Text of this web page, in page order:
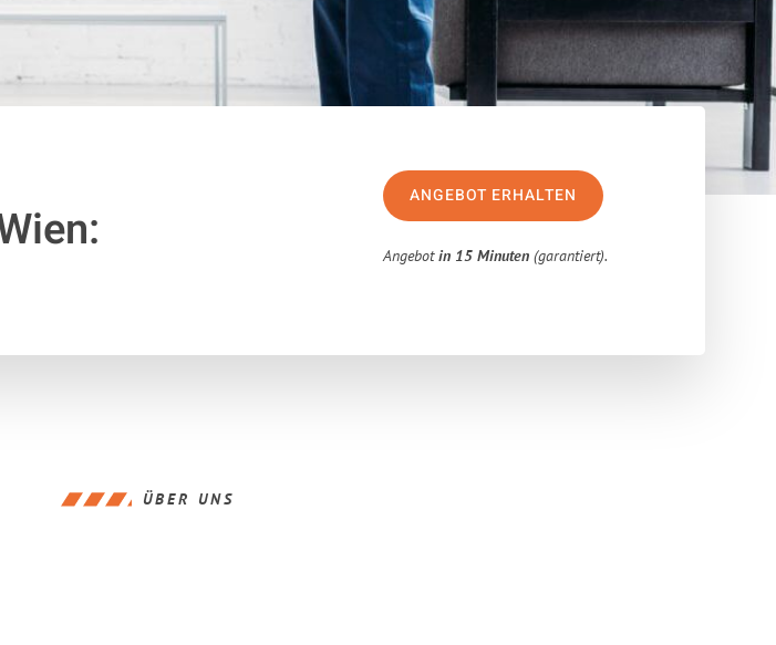
ANGEBOT ERHALTEN
Angebotin 15 Minuten (garantiert).
ÜBER UNS